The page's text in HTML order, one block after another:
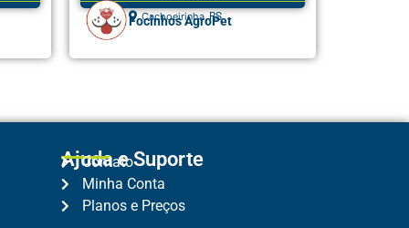
Focinhos AgroPet
Cachoeirinha,RS
Ajuda e Suporte
Contato
Minha Conta
Planos e Preços